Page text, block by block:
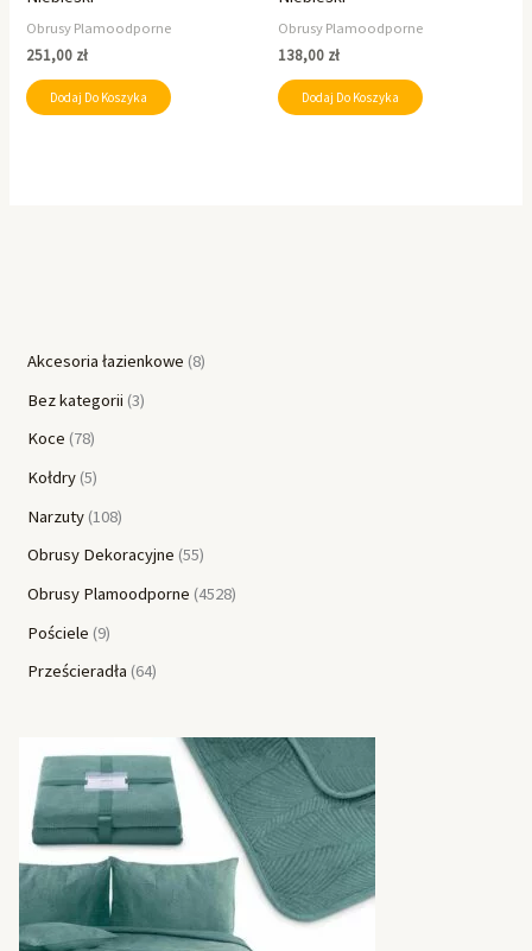
Akcesoria łazienkowe 8
Bez kategorii 3
Koce 78
Kołdry 5
Narzuty 108
Obrusy Dekoracyjne 55
Obrusy Plamoodporne 4528
Pościele 9
Prześcieradła 64
Obrusy Plamoodporne
251,00 zł
Dodaj Do Koszyka
Obrusy Plamoodporne
138,00 zł
Dodaj Do Koszyka